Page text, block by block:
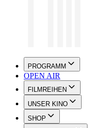
PROGRAMM
OPEN AIR
FILMREIHEN
UNSER KINO
SHOP